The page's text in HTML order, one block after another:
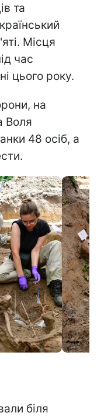
та
Місця
час
цього року.
на
Воля
48 осіб, а
біля